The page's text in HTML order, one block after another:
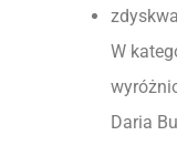
W
Daria